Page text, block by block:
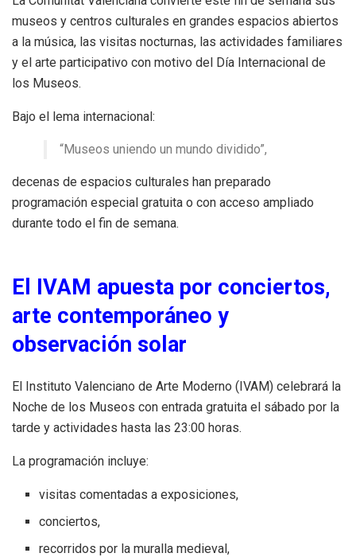
museos y centros culturales en grandes espacios abiertos
a la música, las visitas nocturnas, las actividades familiares
y el arte participativo con motivo del Día Internacional de
los Museos.
Bajo el lema internacional:
“Museos uniendo un mundo dividido”,
decenas de espacios culturales han preparado
programación especial gratuita o con acceso ampliado
durante todo el fin de semana.
El IVAM apuesta por conciertos,
arte contemporáneo y
observación solar
El Instituto Valenciano de Arte Moderno (IVAM) celebrará la
Noche de los Museos con entrada gratuita el sábado por la
tarde y actividades hasta las 23:00 horas.
La programación incluye:
visitas comentadas a exposiciones,
conciertos,
recorridos por la muralla medieval,